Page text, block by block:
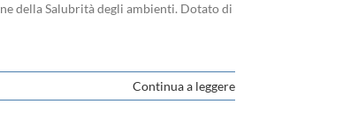
della Salubrità degli ambienti. Dotato di
Continua a leggere